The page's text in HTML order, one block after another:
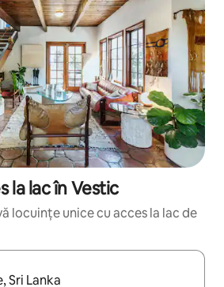
la lac în Vestic
locuințe unice cu acces la lac de
navighează folosind tastele